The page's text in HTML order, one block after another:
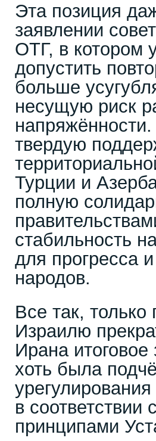
Эта позиция
заявлении
ОТГ, в котором
допустить
больше
несущую риск
твердую
Турции и
полную
стабильность
для прогресса
народов.
Все так,
Израилю
Ирана
хоть была
в
принципами